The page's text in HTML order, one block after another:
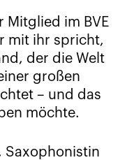
Mitglied im BVE
mit ihr spricht,
der die Welt
großen
– und das
möchte.
Saxophonistin